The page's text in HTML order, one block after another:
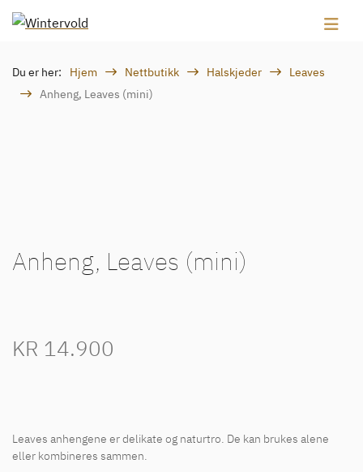
Du er her: Hjem Nettbutikk Halskjeder
Leaves
Anheng, Leaves (mini)
Anheng, Leaves (mini)
KR 14.900
Leaves anhengene er delikate og naturtro. De kan brukes alene
eller kombineres sammen.